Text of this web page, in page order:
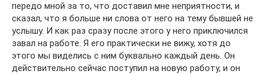
передо мной за то, что доставил мне неприятности, и
сказал, что я больше ни слова от него на тему бывшей не
услышу. И как раз сразу после этого у него приключился
завал на работе. Я его практически не вижу, хотя до
этого мы виделись с ним буквально каждый день. Он
действительно сейчас поступил на новую работу, и он